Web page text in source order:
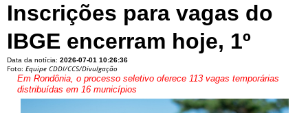
Inscrições para vagas do
IBGE encerram hoje, 1º
Data da notícia: 2026-07-01 10:26:36
Foto: Equipe CDDI/CCS/Divulgação
Em Rondônia, o processo seletivo oferece 113 vagas temporárias
distribuídas em 16 municípios